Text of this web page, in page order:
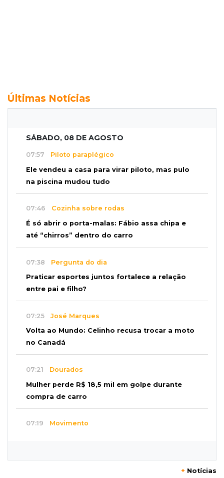
Últimas Notícias
SÁBADO, 08 DE AGOSTO
07:57 Piloto paraplégico
Ele vendeu a casa para virar piloto, mas pulo
na piscina mudou tudo
07:46 Cozinha sobre rodas
É só abrir o porta-malas: Fábio assa chipa e
até “chirros” dentro do carro
07:38 Pergunta do dia
Praticar esportes juntos fortalece a relação
entre pai e filho?
07:25 José Marques
Volta ao Mundo: Celinho recusa trocar a moto
no Canadá
07:21 Dourados
Mulher perde R$ 18,5 mil em golpe durante
compra de carro
07:19 Movimento
+ Notícias